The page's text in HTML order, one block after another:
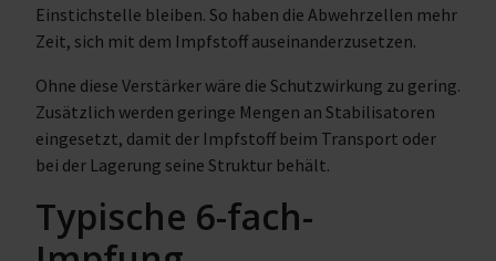
Einstichstelle bleiben. So haben die Abwehrzellen mehr
Zeit, sich mit dem Impfstoff auseinanderzusetzen.
Ohne diese Verstärker wäre die Schutzwirkung zu gering.
Zusätzlich werden geringe Mengen an Stabilisatoren
eingesetzt, damit der Impfstoff beim Transport oder
bei der Lagerung seine Struktur behält.
Typische 6-fach-